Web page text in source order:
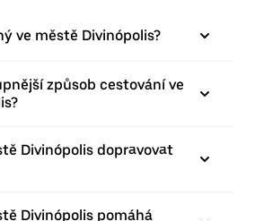
ve městě Divinópolis?
způsob cestování ve
Divinópolis dopravovat
Divinópolis pomáhá